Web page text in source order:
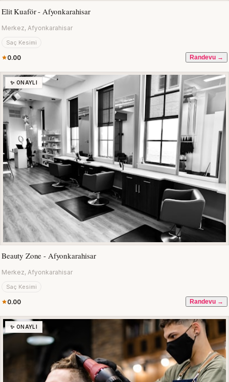
Elit Kuaför - Afyonkarahisar
Merkez, Afyonkarahisar
Saç Kesimi
0.00 Randevu →
✨ ONAYLI
Beauty Zone - Afyonkarahisar
Merkez, Afyonkarahisar
Saç Kesimi
0.00 Randevu →
✨ ONAYLI